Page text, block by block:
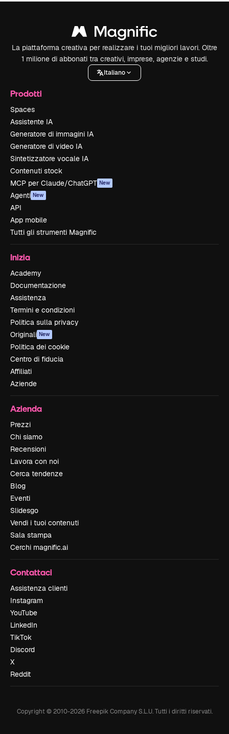
La piattaforma creativa per realizzare i tuoi migliori lavori. Oltre
1 milione di abbonati tra creativi, imprese, agenzie e studi.
Italiano
Prodotti
Spaces
Assistente IA
Generatore di immagini IA
Generatore di video IA
Sintetizzatore vocale IA
Contenuti stock
MCP per Claude/ChatGPT New
Agenti New
API
App mobile
Tutti gli strumenti Magnific
Inizia
Academy
Documentazione
Assistenza
Termini e condizioni
Politica sulla privacy
Originali New
Politica dei cookie
Centro di fiducia
Affiliati
Aziende
Azienda
Prezzi
Chi siamo
Recensioni
Lavora con noi
Cerca tendenze
Blog
Eventi
Slidesgo
Vendi i tuoi contenuti
Sala stampa
Cerchi magnific.ai
Contattaci
Assistenza clienti
Instagram
YouTube
LinkedIn
TikTok
Discord
X
Reddit
Copyright © 2010-2026Freepik Company S.L.U. Tutti i diritti riservati.